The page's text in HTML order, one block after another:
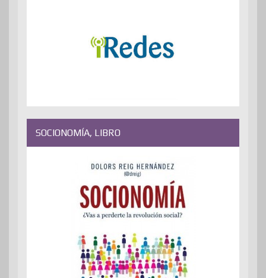
SOCIONOMÍA, LIBRO